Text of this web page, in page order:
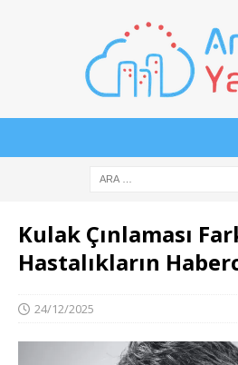
Kulak Çınlaması
Hastalıkların
24/12/2025